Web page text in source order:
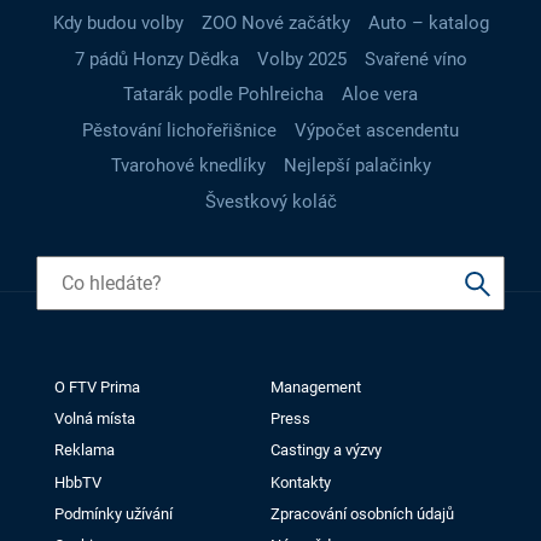
Kdy budou volby
ZOO Nové začátky
Auto – katalog
7 pádů Honzy Dědka
Volby 2025
Svařené víno
Tatarák podle Pohlreicha
Aloe vera
Pěstování lichořeřišnice
Výpočet ascendentu
Tvarohové knedlíky
Nejlepší palačinky
Švestkový koláč
O FTV Prima
Management
Volná místa
Press
Reklama
Castingy a výzvy
HbbTV
Kontakty
Podmínky užívání
Zpracování osobních údajů